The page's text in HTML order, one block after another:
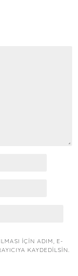
IÇIN ADIM, E-
KAYDEDILSIN.